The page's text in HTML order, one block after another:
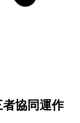
協同運作